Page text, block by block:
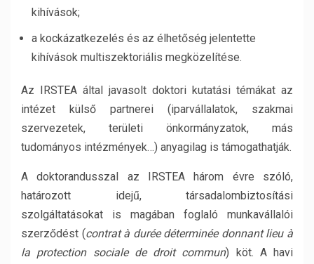
kihívások;
a kockázatkezelés és az élhetőség jelentette
kihívások multiszektoriális megközelítése.
Az IRSTEA által javasolt doktori kutatási témákat az
intézet külső partnerei (iparvállalatok, szakmai
szervezetek, területi önkormányzatok, más
tudományos intézmények…) anyagilag is támogathatják.
A doktorandusszal az IRSTEA három évre szóló,
határozott idejű, társadalombiztosítási
szolgáltatásokat is magában foglaló munkavállalói
szerződést (contrat à durée déterminée donnant lieu à
la protection sociale de droit commun) köt. A havi